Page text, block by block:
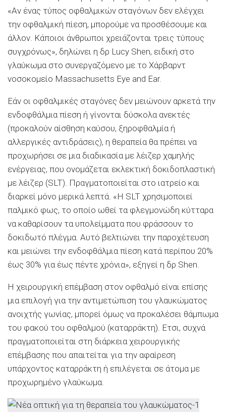
«Αν ένας τύπος οφθαλμικών σταγόνων δεν ελέγχει
την οφθαλμική πίεση, μπορούμε να προσθέσουμε και
άλλον. Κάποιοι άνθρωποι χρειάζονται τρεις τύπους
συγχρόνως», δηλώνει η δρ Lucy Shen, ειδική στο
γλαύκωμα στο συνεργαζόμενο με το Χάρβαρντ
νοσοκομείο Massachusetts Eye and Ear.
Εάν οι οφθαλμικές σταγόνες δεν μειώνουν αρκετά την
ενδοφθάλμια πίεση ή γίνονται δύσκολα ανεκτές
(προκαλούν αίσθηση καύσου, ξηροφθαλμία ή
αλλεργικές αντιδράσεις), η θεραπεία θα πρέπει να
προχωρήσει σε μια διαδικασία με λέιζερ χαμηλής
ενέργειας, που ονομάζεται εκλεκτική δοκιδοπλαστική
με λέιζερ (SLT). Πραγματοποιείται στο ιατρείο και
διαρκεί μόνο μερικά λεπτά. «Η SLT χρησιμοποιεί
παλμικό φως, το οποίο ωθεί τα φλεγμονώδη κύτταρα
να καθαρίσουν τα υπολείμματα που φράσσουν το
δοκιδωτό πλέγμα. Αυτό βελτιώνει την παροχέτευση
και μειώνει την ενδοφθάλμια πίεση κατά περίπου 20%
έως 30% για έως πέντε χρόνια», εξηγεί η δρ Shen.
Η χειρουργική επέμβαση στον οφθαλμό είναι επίσης
μια επιλογή για την αντιμετώπιση του γλαυκώματος
ανοιχτής γωνίας, μπορεί όμως να προκαλέσει θάμπωμα
του φακού του οφθαλμού (καταρράκτη). Ετσι, συχνά
πραγματοποιείται στη διάρκεια χειρουργικής
επέμβασης που απαιτείται για την αφαίρεση
υπάρχοντος καταρράκτη ή επιλέγεται σε άτομα με
προχωρημένο γλαύκωμα.